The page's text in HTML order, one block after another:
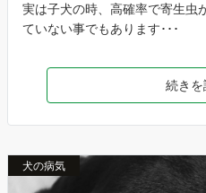
実は子犬の時、高確率で寄生虫
ていない事でもあります･･･
続きを
犬の病気